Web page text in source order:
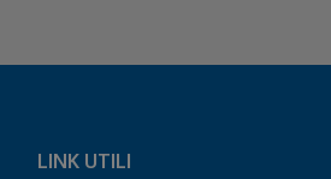
LINK UTILI